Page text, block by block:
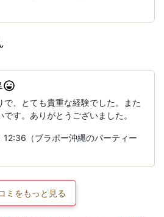
で、とても貴重な経験でした。また
す。ありがとうございました。
（ブラボー沖縄のパーティー
ミをもっと見る